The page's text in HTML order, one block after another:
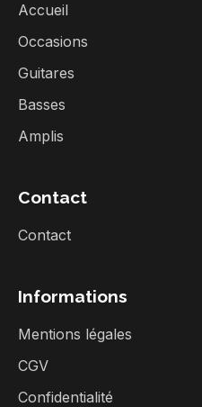
Accueil
Occasions
Guitares
Basses
Amplis
Contact
Contact
Informations
Mentions légales
CGV
Confidentialité